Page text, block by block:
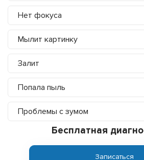
Нет фокуса
Мылит картинку
Залит
Попала пыль
Проблемы с зумом
Бесплатная
Записаться